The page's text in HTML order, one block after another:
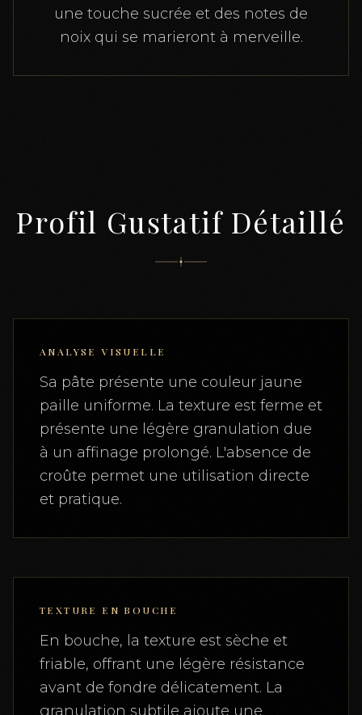
une touche sucrée et des notes de
noix qui se marieront à merveille.
Profil Gustatif Détaillé
ANALYSE VISUELLE
Sa pâte présente une couleur jaune
paille uniforme. La texture est ferme et
présente une légère granulation due
à un affinage prolongé. L'absence de
croûte permet une utilisation directe
et pratique.
TEXTURE EN BOUCHE
En bouche, la texture est sèche et
friable, offrant une légère résistance
avant de fondre délicatement. La
granulation subtile ajoute une